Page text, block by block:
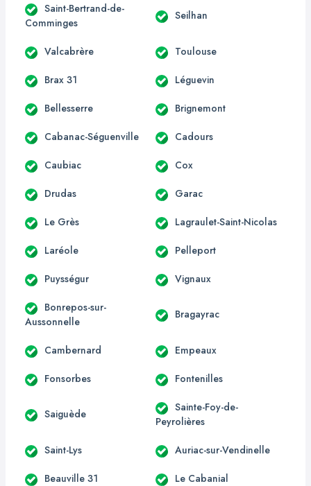
Saint-Bertrand-de-
Comminges
Seilhan
Valcabrère Toulouse
Brax 31 Léguevin
Bellesserre Brignemont
Cabanac-Séguenville Cadours
Caubiac Cox
Drudas Garac
Le Grès Lagraulet-Saint-Nicolas
Laréole Pelleport
Puysségur Vignaux
Bonrepos-sur-
Aussonnelle
Bragayrac
Cambernard Empeaux
Fonsorbes Fontenilles
Saiguède
Sainte-Foy-de-
Peyrolières
Saint-Lys Auriac-sur-Vendinelle
Beauville 31 Le Cabanial